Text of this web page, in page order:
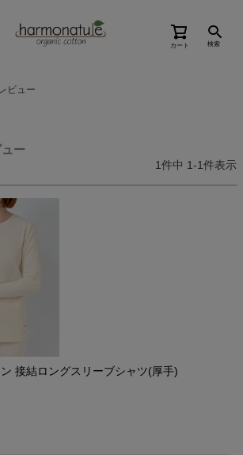
カート 検索
ビュー
ー
1件中 1-1件表示
接結ロングスリーブシャツ(厚手)